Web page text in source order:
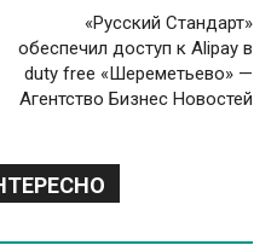
«Русский Стандарт»
обеспечил доступ к Alipay в
duty free «Шереметьево» —
Агентство Бизнес Новостей